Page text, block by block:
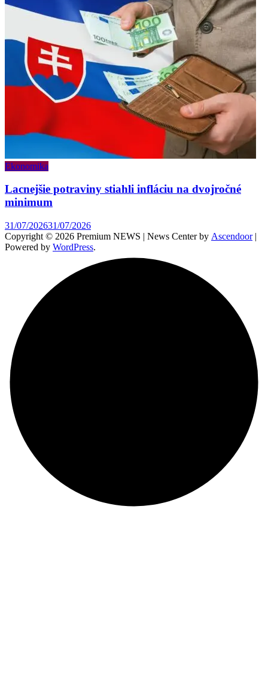
Ekonomika
Lacnejšie potraviny stiahli infláciu na dvojročné
minimum
31/07/202631/07/2026
Copyright © 2026 Premium NEWS | News Center by Ascendoor|
Powered by WordPress.